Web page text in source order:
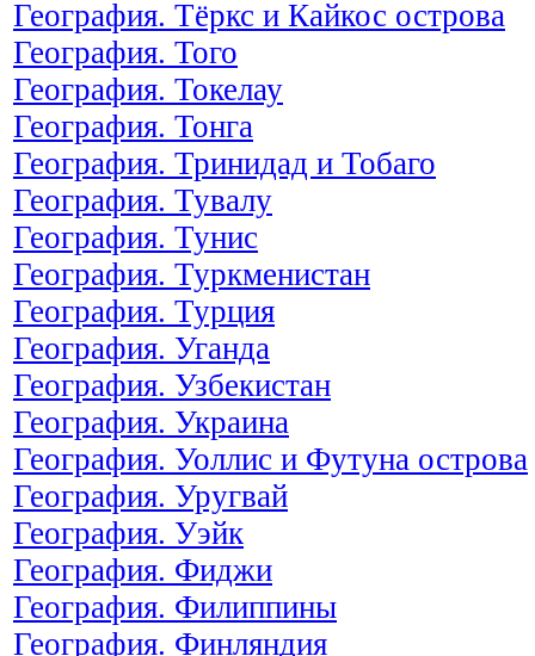
География. Тёркс и Кайкос острова
География. Того
География. Токелау
География. Тонга
География. Тринидад и Тобаго
География. Тувалу
География. Тунис
География. Туркменистан
География. Турция
География. Уганда
География. Узбекистан
География. Украина
География. Уоллис и Футуна острова
География. Уругвай
География. Уэйк
География. Фиджи
География. Филиппины
География. Финляндия